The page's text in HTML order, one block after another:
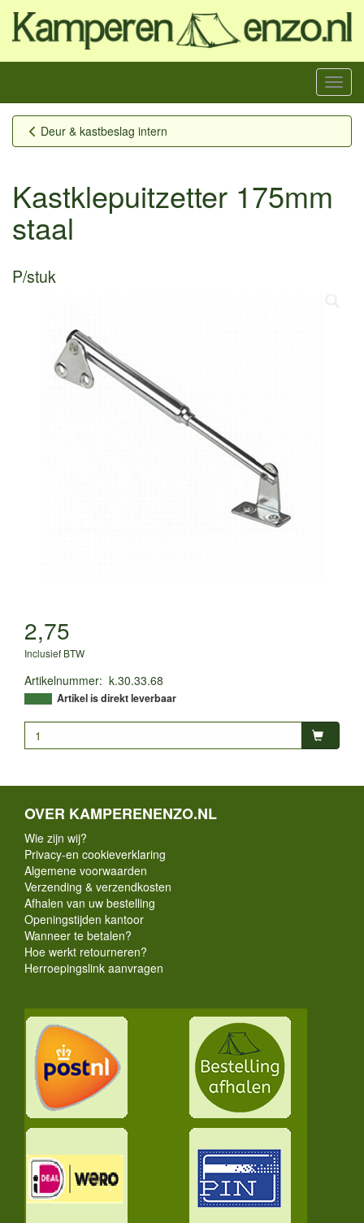
Menu
Deur & kastbeslag intern
Kastklepuitzetter 175mm
staal
P/stuk
2,75
Inclusief BTW
Artikelnummer: k.30.33.68
Artikel is direkt leverbaar
OVER KAMPERENENZO.NL
Wie zijn wij?
Privacy-en cookieverklaring
Algemene voorwaarden
Verzending & verzendkosten
Afhalen van uw bestelling
Openingstijden kantoor
Wanneer te betalen?
Hoe werkt retourneren?
Herroepingslink aanvragen